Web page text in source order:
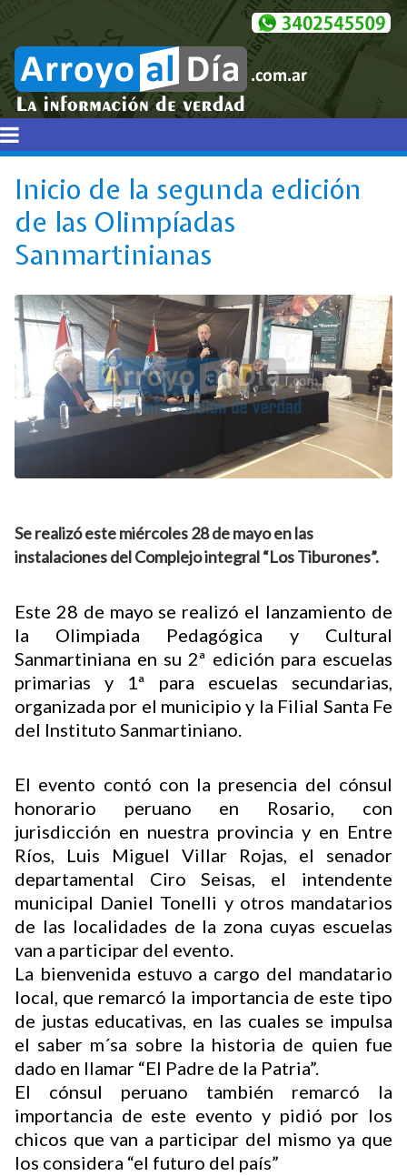
Inicio de la segunda edición
de las Olimpíadas
Sanmartinianas
Se realizó este miércoles 28 de mayo en las
instalaciones del Complejo integral “Los Tiburones”.
Este 28 de mayo se realizó el lanzamiento de
la Olimpiada Pedagógica y Cultural
Sanmartiniana en su 2ª edición para escuelas
primarias y 1ª para escuelas secundarias,
organizada por el municipio y la Filial Santa Fe
del Instituto Sanmartiniano.
El evento contó con la presencia del cónsul
honorario peruano en Rosario, con
jurisdicción en nuestra provincia y en Entre
Ríos, Luis Miguel Villar Rojas, el senador
departamental Ciro Seisas, el intendente
municipal Daniel Tonelli y otros mandatarios
de las localidades de la zona cuyas escuelas
van a participar del evento.
La bienvenida estuvo a cargo del mandatario
local, que remarcó la importancia de este tipo
de justas educativas, en las cuales se impulsa
el saber m´sa sobre la historia de quien fue
dado en llamar “El Padre de la Patria”.
El cónsul peruano también remarcó la
importancia de este evento y pidió por los
chicos que van a participar del mismo ya que
los considera “el futuro del país”
Buscador